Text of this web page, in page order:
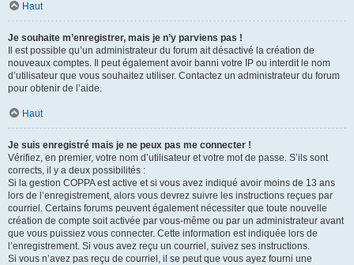
Haut
Je souhaite m’enregistrer, mais je n’y parviens pas !
Il est possible qu’un administrateur du forum ait désactivé la création de
nouveaux comptes. Il peut également avoir banni votre IP ou interdit le nom
d’utilisateur que vous souhaitez utiliser. Contactez un administrateur du forum
pour obtenir de l’aide.
Haut
Je suis enregistré mais je ne peux pas me connecter !
Vérifiez, en premier, votre nom d’utilisateur et votre mot de passe. S’ils sont
corrects, il y a deux possibilités :
Si la gestion COPPA est active et si vous avez indiqué avoir moins de 13 ans
lors de l’enregistrement, alors vous devrez suivre les instructions reçues par
courriel. Certains forums peuvent également nécessiter que toute nouvelle
création de compte soit activée par vous-même ou par un administrateur avant
que vous puissiez vous connecter. Cette information est indiquée lors de
l’enregistrement. Si vous avez reçu un courriel, suivez ses instructions.
Si vous n’avez pas reçu de courriel, il se peut que vous ayez fourni une